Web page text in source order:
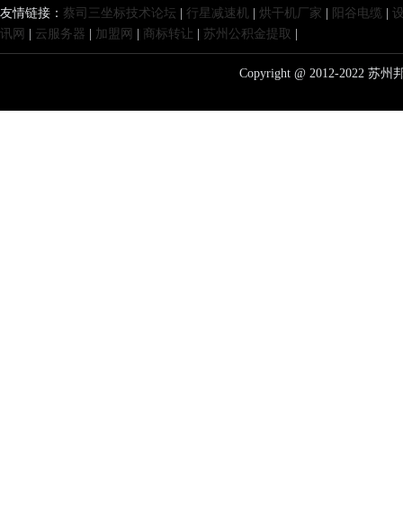
友情链接： 蔡司三坐标技术论坛 行星减速机 烘干机厂家 阳谷电缆
讯网
云服务器 加盟网 商标转让 苏州公积金提取
Copyright @ 2012-2022 苏州